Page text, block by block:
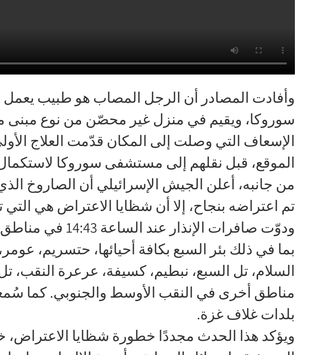
وأفادت المصادر أن الرجل المصاب هو طبيب
سوروكا، ويقيم في منزل غير محصّن من نوع مبنى
الإسعاف التي وصلت إلى المكان قدّمت العلاج
الموقع، قبل نقلهم إلى مستشفى سوروكا لاستكمال
من جانبه، أعلن الجيش الإسرائيلي أن الصاروخ
تم اعتراضه بنجاح، إلا أن شظايا الاعتراض هي
ودوّت صافرات الإنذار
بما في ذلك بئر السبع بكافة أحيائها، حتسريم،
السلام، تل السبع، نبطيم، كسيفة، عرعرة النقب،
مناطق أخرى في النقب الأوسط والجنوبي. كما
بلدات غلاف غزة.
ويؤكد هذا الحدث مجددًا خطورة شظايا